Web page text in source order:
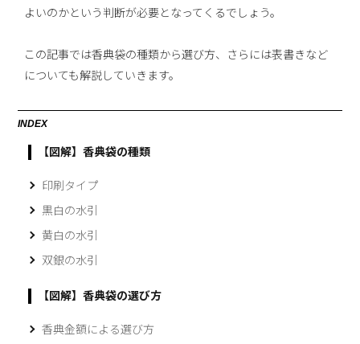
よいのかという判断が必要となってくるでしょう。
この記事では香典袋の種類から選び方、さらには表書きなど
についても解説していきます。
INDEX
【図解】香典袋の種類
印刷タイプ
黒白の水引
黄白の水引
双銀の水引
【図解】香典袋の選び方
香典金額による選び方